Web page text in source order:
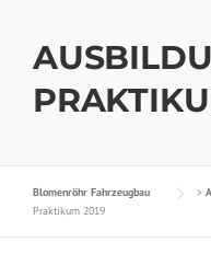
Blomenröhr Fahrzeugbau >
Praktikum 2019